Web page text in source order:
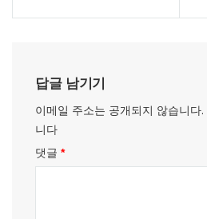
게
답글 남기기
이메일 주소는 공개되지 않습니다.
니다
댓글*